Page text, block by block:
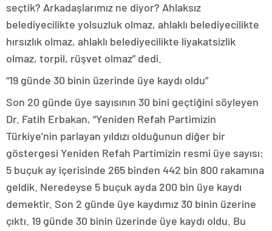
seçtik? Arkadaşlarımız ne diyor? Ahlaksız
belediyecilikte yolsuzluk olmaz, ahlaklı belediyecilikte
hırsızlık olmaz, ahlaklı belediyecilikte liyakatsizlik
olmaz, torpil, rüşvet olmaz” dedi.
“19 günde 30 binin üzerinde üye kaydı oldu”
Son 20 günde üye sayısının 30 bini geçtiğini söyleyen
Dr. Fatih Erbakan, “Yeniden Refah Partimizin
Türkiye’nin parlayan yıldızı olduğunun diğer bir
göstergesi Yeniden Refah Partimizin resmi üye sayısı:
5 buçuk ay içerisinde 265 binden 442 bin 800 rakamına
geldik. Neredeyse 5 buçuk ayda 200 bin üye kaydı
demektir. Son 2 günde üye kaydımız 30 binin üzerine
çıktı. 19 günde 30 binin üzerinde üye kaydı oldu. Bu